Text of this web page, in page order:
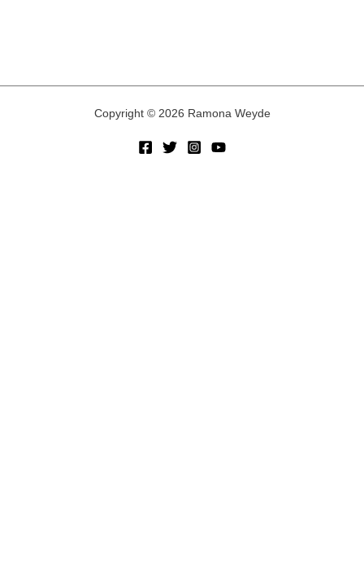
Copyright © 2026 Ramona Weyde